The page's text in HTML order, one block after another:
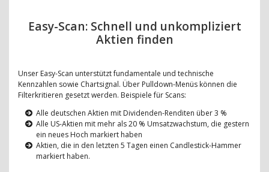
Easy-Scan: Schnell und unkompliziert
Aktien finden
Unser Easy-Scan unterstützt fundamentale und technische
Kennzahlen sowie Chartsignal. Über Pulldown-Menüs können die
Filterkritieren gesetzt werden. Beispiele für Scans:
Alle deutschen Aktien mit Dividenden-Renditen über 3 %
Alle US-Aktien mit mehr als 20 % Umsatzwachstum, die gestern
ein neues Hoch markiert haben
Aktien, die in den letzten 5 Tagen einen Candlestick-Hammer
markiert haben.